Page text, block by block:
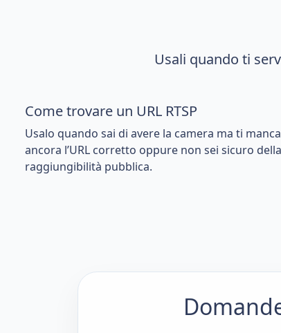
Usali quando ti
Come trovare un URL RTSP
Usalo quando sai di avere la camera ma ti manca
ancora l’URL corretto oppure non sei sicuro della
raggiungibilità pubblica.